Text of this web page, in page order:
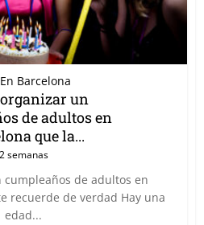
Barcelona
un
de adultos en
que la...
2 semanas
cumpleaños de adultos en
recuerde de verdad Hay una
edad...